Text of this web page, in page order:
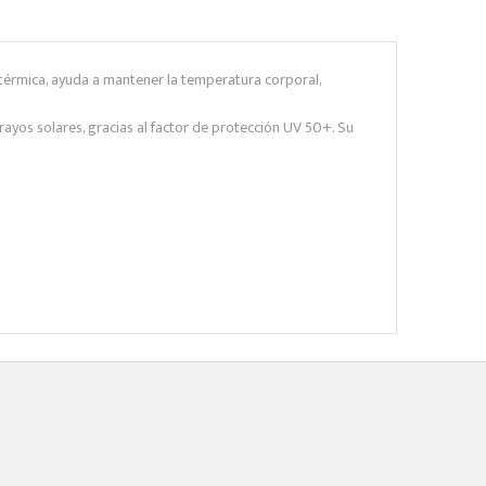
ayuda a mantener la temperatura corporal,
solares, gracias al factor de protección UV 50+. Su